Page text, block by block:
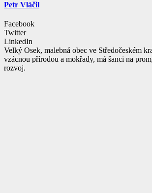
Petr Vláčil
Facebook
Twitter
LinkedIn
Velký Osek, malebná obec ve Středočeském
vzácnou přírodou a mokřady, má šanci na
rozvoj.